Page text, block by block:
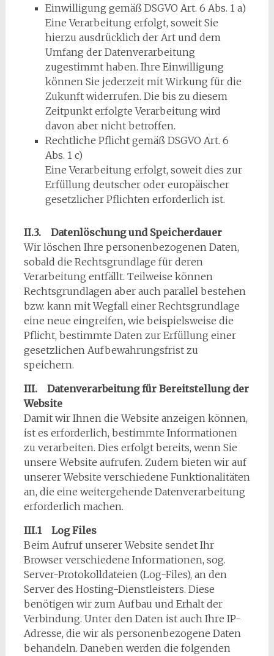
Einwilligung gemäß DSGVO Art. 6 Abs. 1 a)
Eine Verarbeitung erfolgt, soweit Sie
hierzu ausdrücklich der Art und dem
Umfang der Datenverarbeitung
zugestimmt haben. Ihre Einwilligung
können Sie jederzeit mit Wirkung für die
Zukunft widerrufen. Die bis zu diesem
Zeitpunkt erfolgte Verarbeitung wird
davon aber nicht betroffen.
Rechtliche Pflicht gemäß DSGVO Art. 6
Abs. 1 c)
Eine Verarbeitung erfolgt, soweit dies zur
Erfüllung deutscher oder europäischer
gesetzlicher Pflichten erforderlich ist.
II.3. Datenlöschung und Speicherdauer
Wir löschen Ihre personenbezogenen Daten,
sobald die Rechtsgrundlage für deren
Verarbeitung entfällt. Teilweise können
Rechtsgrundlagen aber auch parallel bestehen
bzw. kann mit Wegfall einer Rechtsgrundlage
eine neue eingreifen, wie beispielsweise die
Pflicht, bestimmte Daten zur Erfüllung einer
gesetzlichen Aufbewahrungsfrist zu
speichern.
III. Datenverarbeitung für Bereitstellung der
Website
Damit wir Ihnen die Website anzeigen können,
ist es erforderlich, bestimmte Informationen
zu verarbeiten. Dies erfolgt bereits, wenn Sie
unsere Website aufrufen. Zudem bieten wir auf
unserer Website verschiedene Funktionalitäten
an, die eine weitergehende Datenverarbeitung
erforderlich machen.
III.1 Log Files
Beim Aufruf unserer Website sendet Ihr
Browser verschiedene Informationen, sog.
Server-Protokolldateien (Log-Files), an den
Server des Hosting-Dienstleisters. Diese
benötigen wir zum Aufbau und Erhalt der
Verbindung. Unter den Daten ist auch Ihre IP-
Adresse, die wir als personenbezogene Daten
behandeln. Daneben werden die folgenden